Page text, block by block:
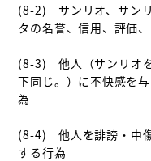
(8-2)　サンリオ、サン
タの名誉、信用、評価
(8-3)　他人（サンリオ
下同じ。）に不快感を
為
(8-4)　他人を誹謗・中
する行為